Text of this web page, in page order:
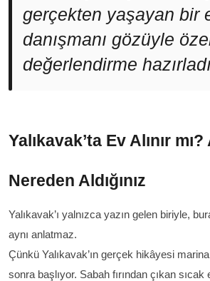
gerçekten yaşayan bir
danışmanı gözüyle
değerlendirme
Yalıkavak’ta Ev Alınır
Nereden Aldığınız
Yalıkavak’ı yalnızca yazın gelen biriyle,
aynı anlatmaz.
Çünkü Yalıkavak’ın gerçek hikâyesi marina
sonra başlıyor. Sabah fırından çıkan